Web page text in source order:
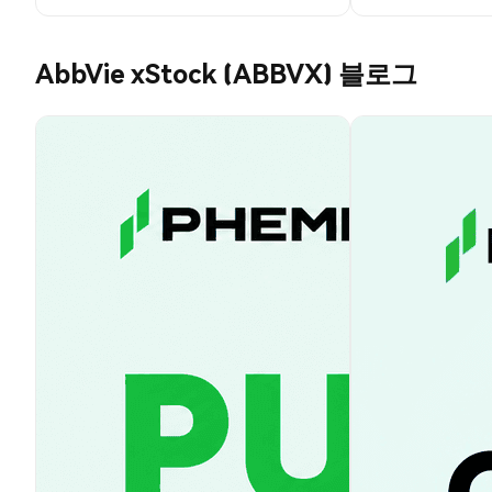
AbbVie xStock (ABBVX) 블로그